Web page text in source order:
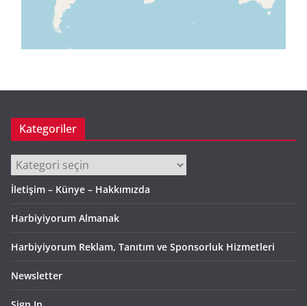
Kategoriler
Kategoriler
İletişim – Künye – Hakkımızda
Harbiyiyorum Almanak
Harbiyiyorum Reklam, Tanıtım ve Sponsorluk Hizmetleri
Newsletter